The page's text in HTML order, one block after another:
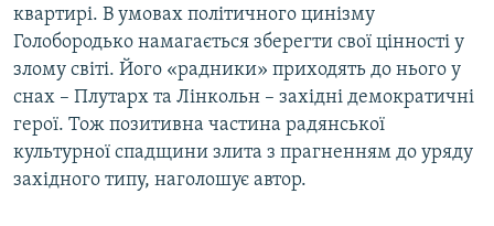
квартирі. В умовах політичного цинізму
Голобородько намагається зберегти свої цінності у
злому світі. Його «радники» приходять до нього у
снах – Плутарх та Лінкольн – західні демократичні
герої. Тож позитивна частина радянської
культурної спадщини злита з прагненням до уряду
західного типу, наголошує автор.